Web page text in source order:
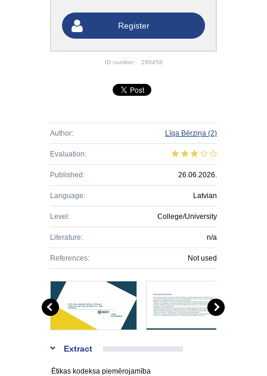
Register
ID number: 296458
Author: Līga Bērziņa (2)
Evaluation:
Published: 26.06.2026.
Language: Latvian
Level: College/University
Literature: n/a
References: Not used
Extract
Ētikas kodeksa piemērojamība